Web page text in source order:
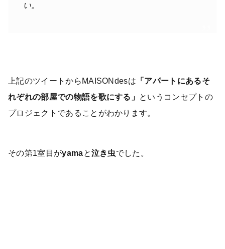
い。
上記のツイートからMAISONdesは 「アパートにあるそ
れぞれの部屋での物語を歌にする」 というコンセプトの
プロジェクトであることがわかります。
その第1室目がyamaと泣き虫でした。